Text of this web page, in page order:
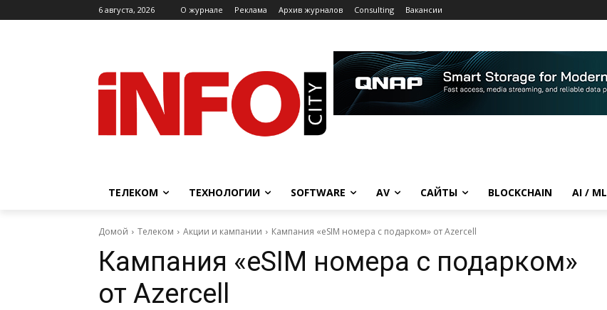
6 августа, 2026 O журнале Реклама Архив журналов Consulting Вакансии
ТЕЛЕКОМ ТЕХНОЛОГИИ SOFTWARE AV САЙТЫ BLOCKCHAIN AI / ML
Домой Телеком Акции и кампании Кампания «eSIM номера с подарком» от Azercell
Кампания «eSIM номера с подарком»
от Azercell